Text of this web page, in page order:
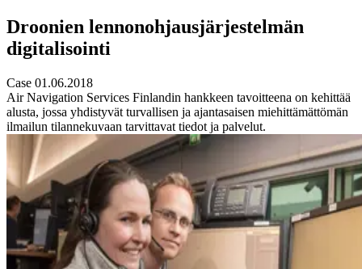
Droonien lennonohjausjärjestelmän
digitalisointi
Case 01.06.2018
Air Navigation Services Finlandin hankkeen tavoitteena on kehittää
alusta, jossa yhdistyvät turvallisen ja ajantasaisen miehittämättömän
ilmailun tilannekuvaan tarvittavat tiedot ja palvelut.